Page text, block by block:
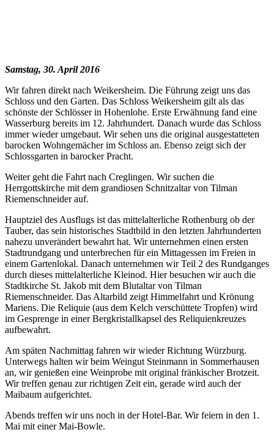
Samstag, 30. April 2016
Wir fahren direkt nach Weikersheim. Die Führung zeigt uns das
Schloss und den Garten. Das Schloss Weikersheim gilt als das
schönste der Schlösser in Hohenlohe. Erste Erwähnung fand eine
Wasserburg bereits im 12. Jahrhundert. Danach wurde das Schloss
immer wieder umgebaut. Wir sehen uns die original ausgestatteten
barocken Wohngemächer im Schloss an. Ebenso zeigt sich der
Schlossgarten in barocker Pracht.
Weiter geht die Fahrt nach Creglingen. Wir suchen die
Herrgottskirche mit dem grandiosen Schnitzaltar von Tilman
Riemenschneider auf.
Hauptziel des Ausflugs ist das mittelalterliche Rothenburg ob der
Tauber, das sein historisches Stadtbild in den letzten Jahrhunderten
nahezu unverändert bewahrt hat. Wir unternehmen einen ersten
Stadtrundgang und unterbrechen für ein Mittagessen im Freien in
einem Gartenlokal. Danach unternehmen wir Teil 2 des Rundganges
durch dieses mittelalterliche Kleinod. Hier besuchen wir auch die
Stadtkirche St. Jakob mit dem Blutaltar von Tilman
Riemenschneider. Das Altarbild zeigt Himmelfahrt und Krönung
Mariens. Die Reliquie (aus dem Kelch verschüttete Tropfen) wird
im Gesprenge in einer Bergkristallkapsel des Reliquienkreuzes
aufbewahrt.
Am späten Nachmittag fahren wir wieder Richtung Würzburg.
Unterwegs halten wir beim Weingut Steinmann in Sommerhausen
an, wir genießen eine Weinprobe mit original fränkischer Brotzeit.
Wir treffen genau zur richtigen Zeit ein, gerade wird auch der
Maibaum aufgerichtet.
Abends treffen wir uns noch in der Hotel-Bar. Wir feiern in den 1.
Mai mit einer Mai-Bowle.